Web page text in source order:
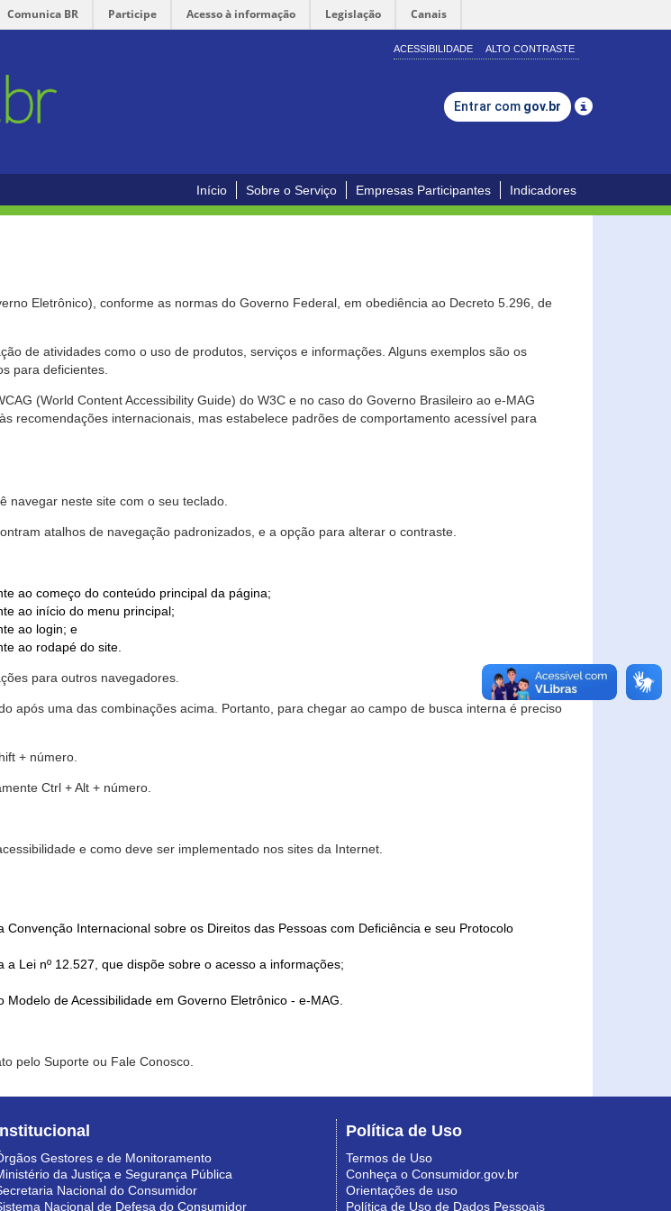
Comunica BR Participe Acesso à informação Legislação Canais
ACESSIBILIDADE ALTO CONTRASTE
Entrar com gov.br
Início Sobre o Serviço Empresas Participantes Indicadores
Eletrônico), conforme as normas do Governo Federal, em obediência ao Decreto 5.296, de
de atividades como o uso de produtos, serviços e informações. Alguns exemplos são os
para deficientes.
(World Content Accessibility Guide) do W3C e no caso do Governo Brasileiro ao e-MAG
recomendações internacionais, mas estabelece padrões de comportamento acessível para
navegar neste site com o seu teclado.
atalhos de navegação padronizados, e a opção para alterar o contraste.
ao começo do conteúdo principal da página;
ao início do menu principal;
ao login; e
ao rodapé do site.
para outros navegadores.
após uma das combinações acima. Portanto, para chegar ao campo de busca interna é preciso
+ número.
Ctrl + Alt + número.
e como deve ser implementado nos sites da Internet.
Convenção Internacional sobre os Direitos das Pessoas com Deficiência e seu Protocolo
a Lei nº 12.527, que dispõe sobre o acesso a informações;
Modelo de Acessibilidade em Governo Eletrônico - e-MAG.
pelo Suporte ou Fale Conosco.
Gestores e de Monitoramento
da Justiça e Segurança Pública
Nacional do Consumidor
Nacional de Defesa do Consumidor
Política de Uso
Termos de Uso
Conheça o Consumidor.gov.br
Orientações de uso
Política de Uso de Dados Pessoais